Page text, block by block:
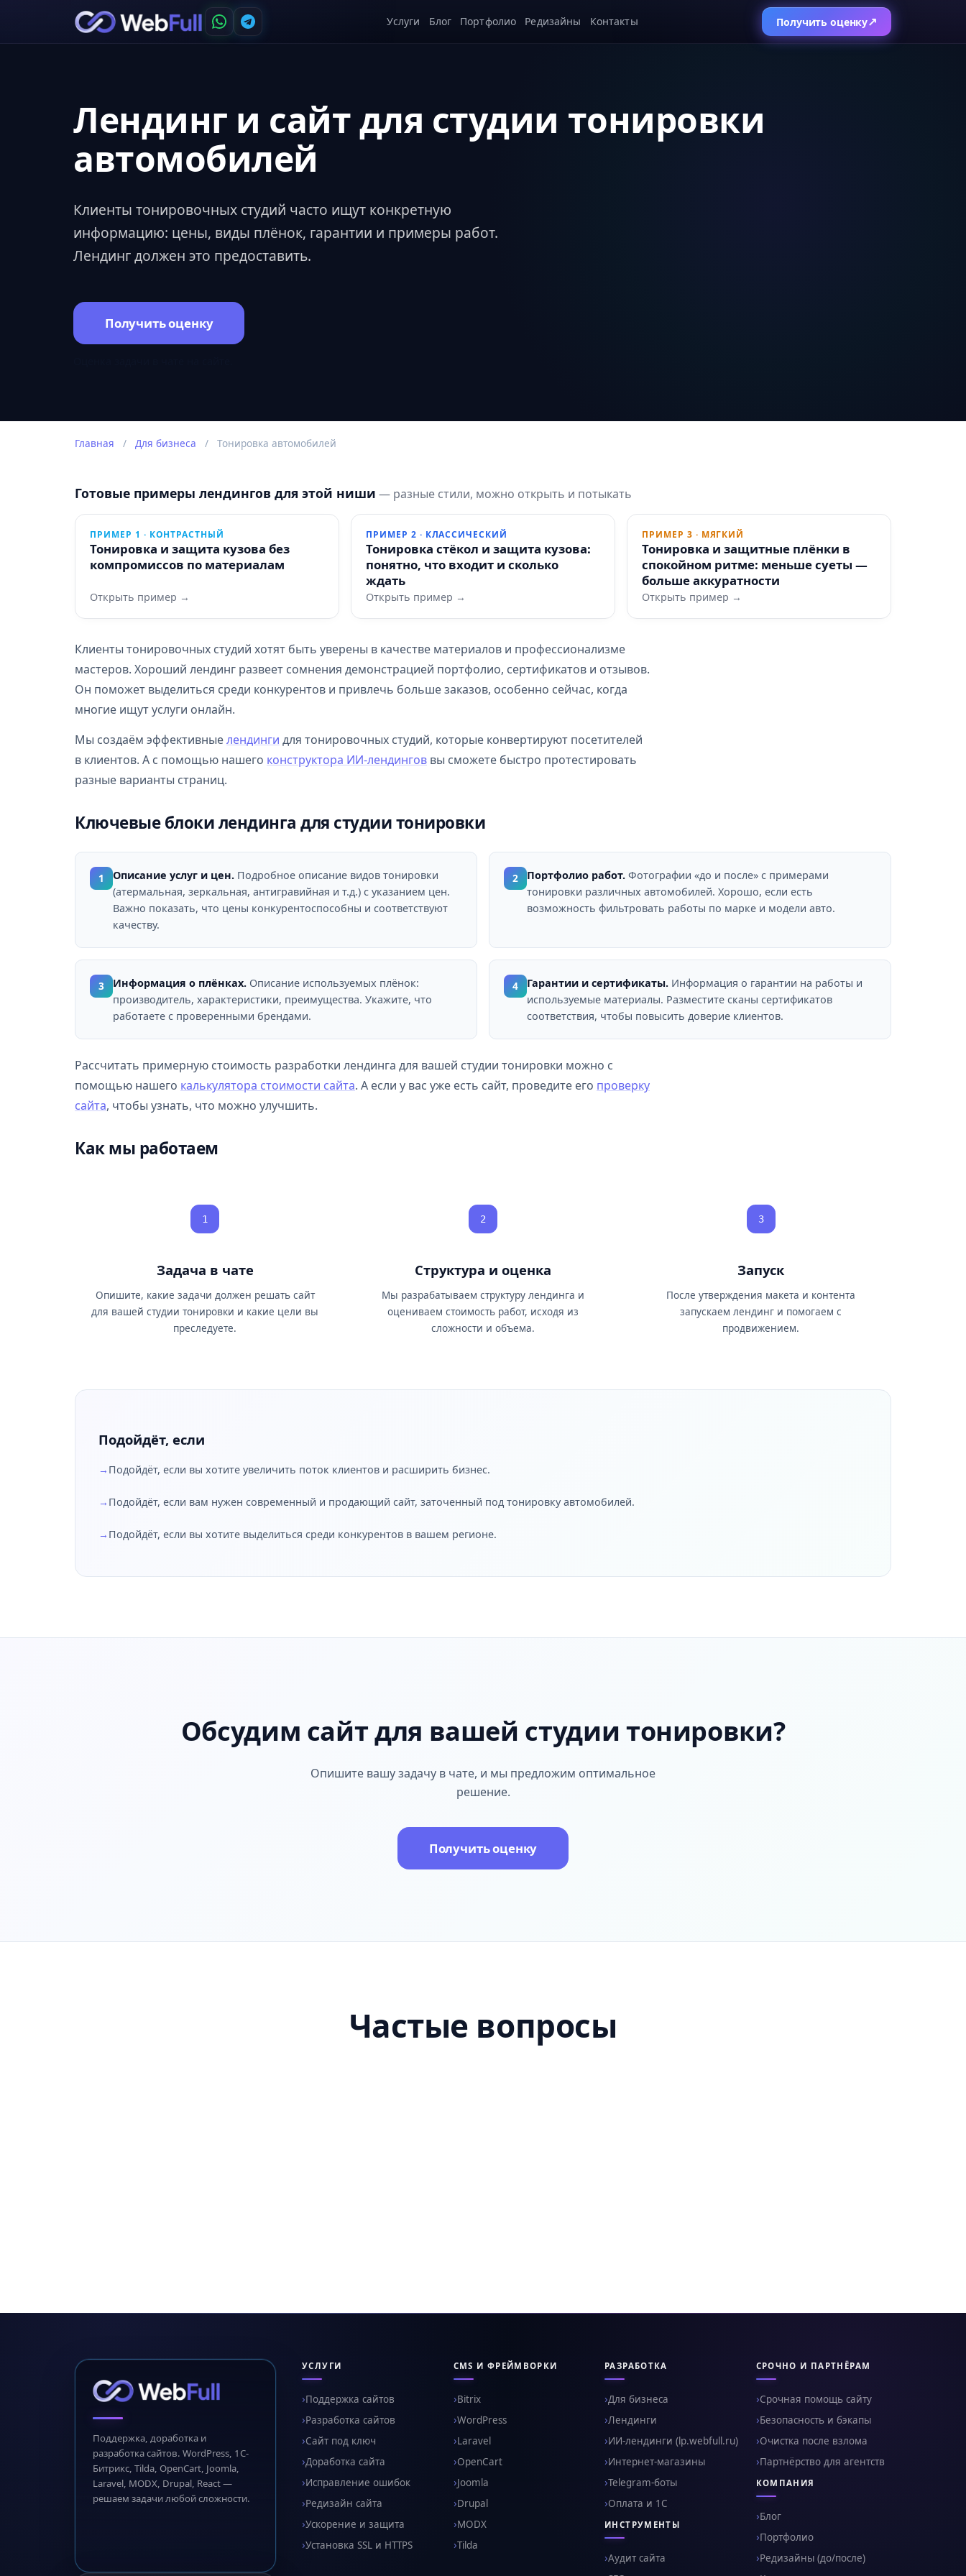
Услуги Блог Портфолио Редизайны Контакты Получить оценку↗
Лендинг и сайт для студии тонировки
автомобилей
Клиенты тонировочных студий часто ищут конкретную
информацию: цены, виды плёнок, гарантии и примеры работ.
Лендинг должен это предоставить.
Получить оценку
Главная / Для бизнеса / Тонировка автомобилей
Готовые примеры лендингов для этой ниши — разные стили, можно открыть и потыкать
ПРИМЕР 1 · КОНТРАСТНЫЙ
Тонировка и защита кузова без
компромиссов по материалам
Открыть пример →
ПРИМЕР 2 · КЛАССИЧЕСКИЙ
Тонировка стёкол и защита кузова:
понятно, что входит и сколько
ждать
Открыть пример →
ПРИМЕР 3 · МЯГКИЙ
Тонировка и защитные плёнки в
спокойном ритме: меньше суеты —
больше аккуратности
Открыть пример →
Клиенты тонировочных студий хотят быть уверены в качестве материалов и профессионализме
мастеров. Хороший лендинг развеет сомнения демонстрацией портфолио, сертификатов и отзывов.
Он поможет выделиться среди конкурентов и привлечь больше заказов, особенно сейчас, когда
многие ищут услуги онлайн.
Мы создаём эффективныелендинги для тонировочных студий, которые конвертируют посетителей
в клиентов. А с помощью нашего конструктора ИИ-лендингов вы сможете быстро протестировать
разные варианты страниц.
Ключевые блоки лендинга для студии тонировки
1 Описание услуг и цен. Подробное описание видов тонировки
(атермальная, зеркальная, антигравийная и т.д.) с указанием цен.
Важно показать, что цены конкурентоспособны и соответствуют
качеству.
2 Портфолио работ. Фотографии «до и после» с примерами
тонировки различных автомобилей. Хорошо, если есть
возможность фильтровать работы по марке и модели авто.
3 Информация о плёнках. Описание используемых плёнок:
производитель, характеристики, преимущества. Укажите, что
работаете с проверенными брендами.
4 Гарантии и сертификаты. Информация о гарантии на работы и
используемые материалы. Разместите сканы сертификатов
соответствия, чтобы повысить доверие клиентов.
Рассчитать примерную стоимость разработки лендинга для вашей студии тонировки можно с
помощью нашего калькулятора стоимости сайта. А если у вас уже есть сайт, проведите его проверку
сайта, чтобы узнать, что можно улучшить.
Как мы работаем
1
Задача в чате
Опишите, какие задачи должен решать сайт
для вашей студии тонировки и какие цели вы
преследуете.
2
Структура и оценка
Мы разрабатываем структуру лендинга и
оцениваем стоимость работ, исходя из
сложности и объема.
3
Запуск
После утверждения макета и контента
запускаем лендинг и помогаем с
продвижением.
Подойдёт, если
Подойдёт, если вы хотите увеличить поток клиентов и расширить бизнес.
Подойдёт, если вам нужен современный и продающий сайт, заточенный под тонировку автомобилей.
Подойдёт, если вы хотите выделиться среди конкурентов в вашем регионе.
Обсудим сайт для вашей студии тонировки?
Опишите вашу задачу в чате, и мы предложим оптимальное
решение.
Получить оценку
Частые вопросы
Поддержка, доработка и
разработка сайтов. WordPress, 1С-
Битрикс, Tilda, OpenCart, Joomla,
Laravel, MODX, Drupal, React —
решаем задачи любой сложности.
УСЛУГИ
Поддержка сайтов
Разработка сайтов
Сайт под ключ
Доработка сайта
Исправление ошибок
Редизайн сайта
Ускорение и защита
Установка SSL и HTTPS
CMS И ФРЕЙМВОРКИ
Bitrix
WordPress
Laravel
OpenCart
Joomla
Drupal
MODX
Tilda
РАЗРАБОТКА
Для бизнеса
Лендинги
ИИ-лендинги (lp.webfull.ru)
Интернет-магазины
Telegram-боты
Оплата и 1С
ИНСТРУМЕНТЫ
Аудит сайта
СРОЧНО И ПАРТНЁРАМ
Срочная помощь сайту
Безопасность и бэкапы
Очистка после взлома
Партнёрство для агентств
КОМПАНИЯ
Блог
Портфолио
Редизайны (до/после)